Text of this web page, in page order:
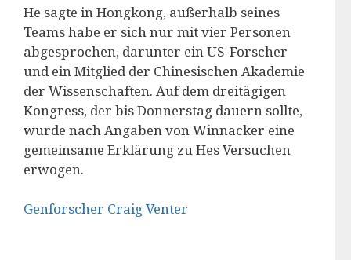
He sagte in Hongkong, außerhalb seines
Teams habe er sich nur mit vier Personen
abgesprochen, darunter ein US-Forscher
und ein Mitglied der Chinesischen Akademie
der Wissenschaften. Auf dem dreitägigen
Kongress, der bis Donnerstag dauern sollte,
wurde nach Angaben von Winnacker eine
gemeinsame Erklärung zu Hes Versuchen
erwogen.
Genforscher Craig Venter